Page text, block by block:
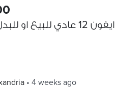
ايفون 12 عادي للبيع او للبدل راس ب راس
• 4 weeks ago